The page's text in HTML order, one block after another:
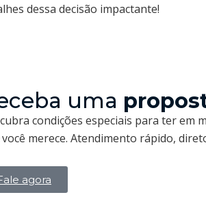
dessa decisão impactante!
uma
condições especiais para ter em
merece. Atendimento rápido,
agora